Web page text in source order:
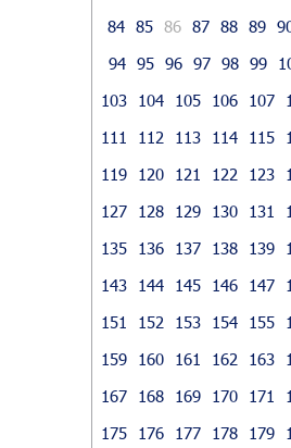
84 85 86 87 88 89
94 95 96 97 98 99
103
104 105 106 107
111
112 113 114 115
119
120 121 122 123
127
128 129 130 131
135
136 137 138 139
143
144 145 146 147
151
152 153 154 155
159
160 161 162 163
167
168 169 170 171
175
176 177 178 179